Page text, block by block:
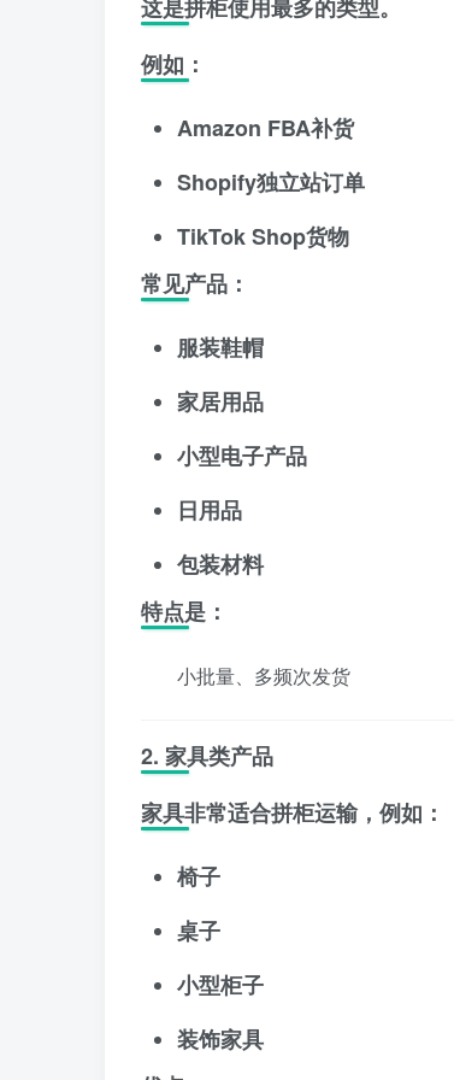
这是拼柜使用最多的类型。
例如：
Amazon FBA补货
Shopify独立站订单
TikTok Shop货物
常见产品：
服装鞋帽
家居用品
小型电子产品
日用品
包装材料
特点是：
小批量、多频次发货
2. 家具类产品
家具非常适合拼柜运输，例如：
椅子
桌子
小型柜子
装饰家具